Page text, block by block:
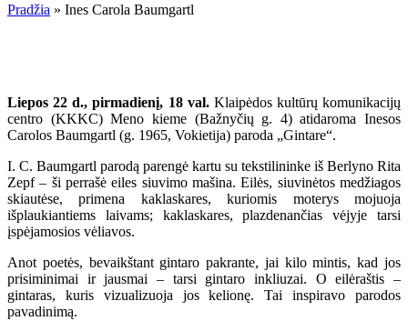
Pradžia » Ines Carola Baumgartl
Liepos 22 d., pirmadienį, 18 val.Klaipėdos kultūrų komunikacijų
centro (KKKC) Meno kieme (Bažnyčių g. 4) atidaroma Inesos
Carolos Baumgartl (g. 1965, Vokietija) paroda „Gintare“.
I. C. Baumgartl parodą parengė kartu su tekstilininke iš Berlyno Rita
Zepf– ši perrašė eiles siuvimo mašina. Eilės, siuvinėtos medžiagos
skiautėse, primena kaklaskares, kuriomis moterys mojuoja
išplaukiantiems laivams; kaklaskares, plazdenančias vėjyje tarsi
įspėjamosios vėliavos.
Anot poetės, bevaikštant gintaro pakrante, jai kilo mintis, kad jos
prisiminimai ir jausmai – tarsi gintaro inkliuzai. O eilėraštis –
gintaras, kuris vizualizuoja jos kelionę. Tai inspiravo parodos
pavadinimą.